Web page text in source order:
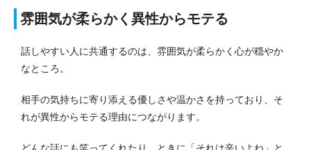
雰囲気が柔らかく異性からモテる
話しやすい人に共通するのは、雰囲気が柔らかく心が穏やか
なところ。
相手の気持ちに寄り添える優しさや温かさを持っており、そ
れが異性からモテる理由につながります。